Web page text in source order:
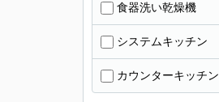
食器洗い乾燥機
システムキッチン
カウンターキッチン